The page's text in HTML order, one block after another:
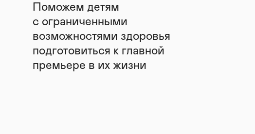
Поможем детям
с ограниченными
возможностями здоровья
подготовиться к главной
премьере в их жизни